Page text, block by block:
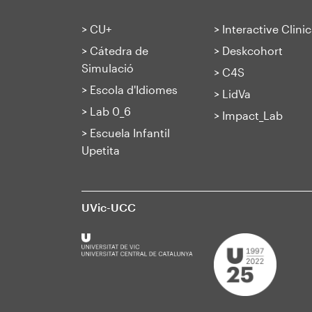
> CU+
> Cátedra de
Simulació
> Escola d'Idiomes
> Lab 0_6
> Escuela Infantil
Upetita
> Interactive
> Deskcohort
> C4S
> LidVa
> Impact_Lab
UVic-UCC